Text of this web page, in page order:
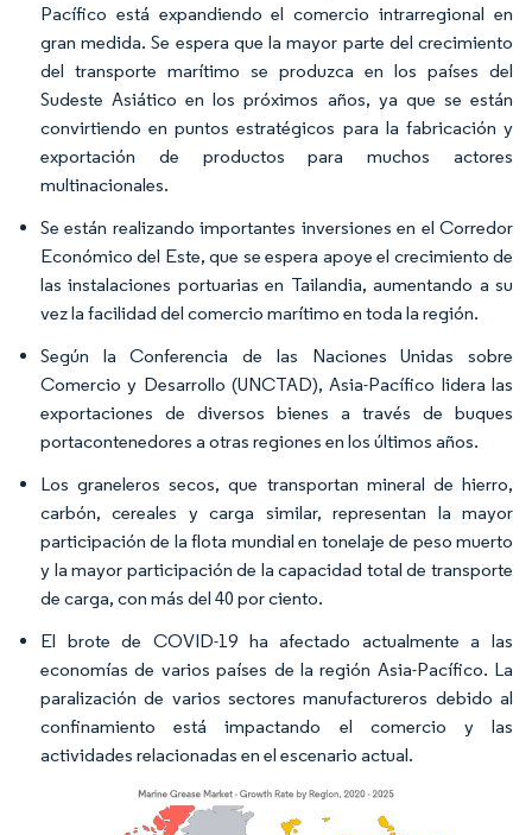
Pacífico está expandiendo el comercio intrarregional en
gran medida. Se espera que la mayor parte del crecimiento
del transporte marítimo se produzca en los países del
Sudeste Asiático en los próximos años, ya que se están
convirtiendo en puntos estratégicos para la fabricación y
exportación de productos para muchos actores
multinacionales.
Se están realizando importantes inversiones en el Corredor
Económico del Este, que se espera apoye el crecimiento de
las instalaciones portuarias en Tailandia, aumentando a su
vez la facilidad del comercio marítimo en toda la región.
Según la Conferencia de las Naciones Unidas sobre
Comercio y Desarrollo (UNCTAD), Asia-Pacífico lidera las
exportaciones de diversos bienes a través de buques
portacontenedores a otras regiones en los últimos años.
Los graneleros secos, que transportan mineral de hierro,
carbón, cereales y carga similar, representan la mayor
participación de la flota mundial en tonelaje de peso muerto
y la mayor participación de la capacidad total de transporte
de carga, con más del 40 por ciento.
El brote de COVID-19 ha afectado actualmente a las
economías de varios países de la región Asia-Pacífico. La
paralización de varios sectores manufactureros debido al
confinamiento está impactando el comercio y las
actividades relacionadas en el escenario actual.